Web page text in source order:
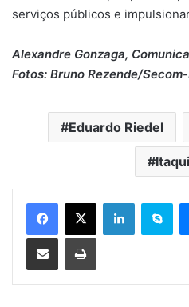
serviços públicos e
Alexandre Gonzaga,
Fotos: Bruno Rezende/
Eduardo Riedel